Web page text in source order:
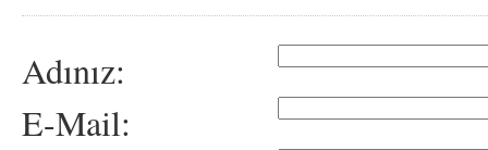
Adınız:
E-Mail: